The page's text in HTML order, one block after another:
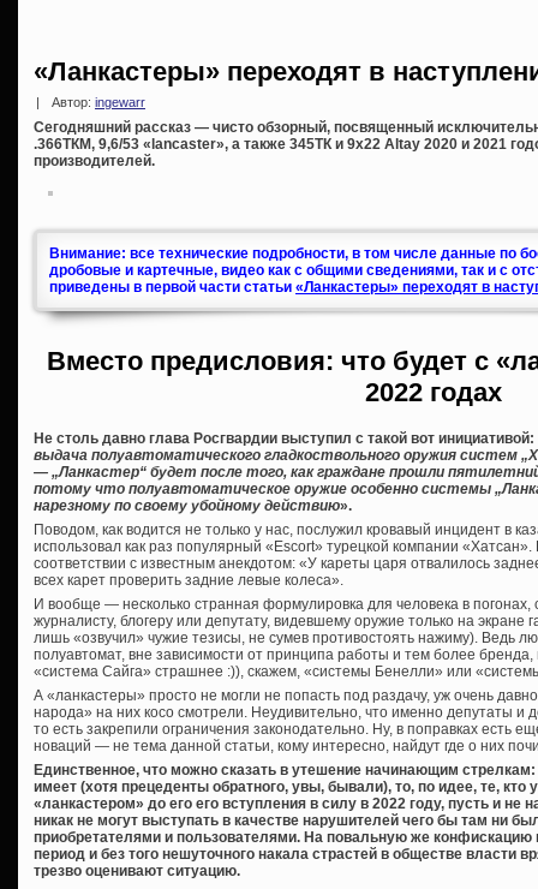
«Ланкастеры» переходят в
Автор: ingewarr
Сегодняшний рассказ — чисто обзорный, посвященный
.366ТКМ, 9,6/53 «lancaster», а также 345ТК и 9х22 Altay 2020 и 2021
производителей.
Внимание: все технические подробности, в том числе данные по
дробовые и картечные, видео как с общими сведениями, так и с
приведены в первой части статьи «Ланкастеры» переходят в
Вместо предисловия: что будет с
2022 годах
Не столь давно глава Росгвардии выступил с такой вот инициативой:
выдача полуавтоматического гладкоствольного оружия систем
— „Ланкастер“ будет после того, как граждане прошли
потому что полуавтоматическое оружие особенно системы
нарезному по своему убойному действию».
Поводом, как водится не только у нас, послужил кровавый инцидент в
использовал как раз популярный «Escort» турецкой компании «Хатсан».
соответствии с известным анекдотом: «У кареты царя отвалилось
всех карет проверить задние левые колеса».
И вообще — несколько странная формулировка для человека в
журналисту, блогеру или депутату, видевшему оружие только на экране
лишь «озвучил» чужие тезисы, не сумев противостоять нажиму). Ведь
полуавтомат, вне зависимости от принципа работы и тем более
«система Сайга» страшнее :)), скажем, «системы Бенелли» или
А «ланкастеры» просто не могли не попасть под раздачу, уж очень
народа» на них косо смотрели. Неудивительно, что именно депутаты и
то есть закрепили ограничения законодательно. Ну, в поправках есть
новаций — не тема данной статьи, кому интересно, найдут где о них
Единственное, что можно сказать в утешение начинающим
имеет (хотя прецеденты обратного, увы, бывали), то, по идее, те, кто
«ланкастером» до его его вступления в силу в 2022 году, пусть и не
никак не могут выступать в качестве нарушителей чего бы там ни
приобретателями и пользователями. На повальную же конфискацию
период и без того нешуточного накала страстей в обществе власти
трезво оценивают ситуацию.